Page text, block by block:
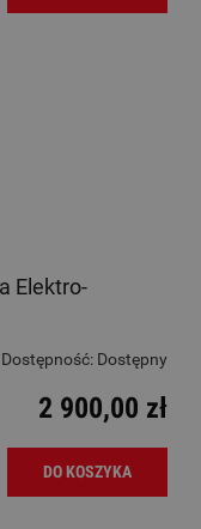
Elektro-
Dostępność: Dostępny
2 900,00 zł
DO KOSZYKA